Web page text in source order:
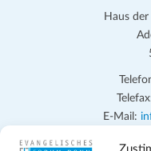
Haus
E-Mail: